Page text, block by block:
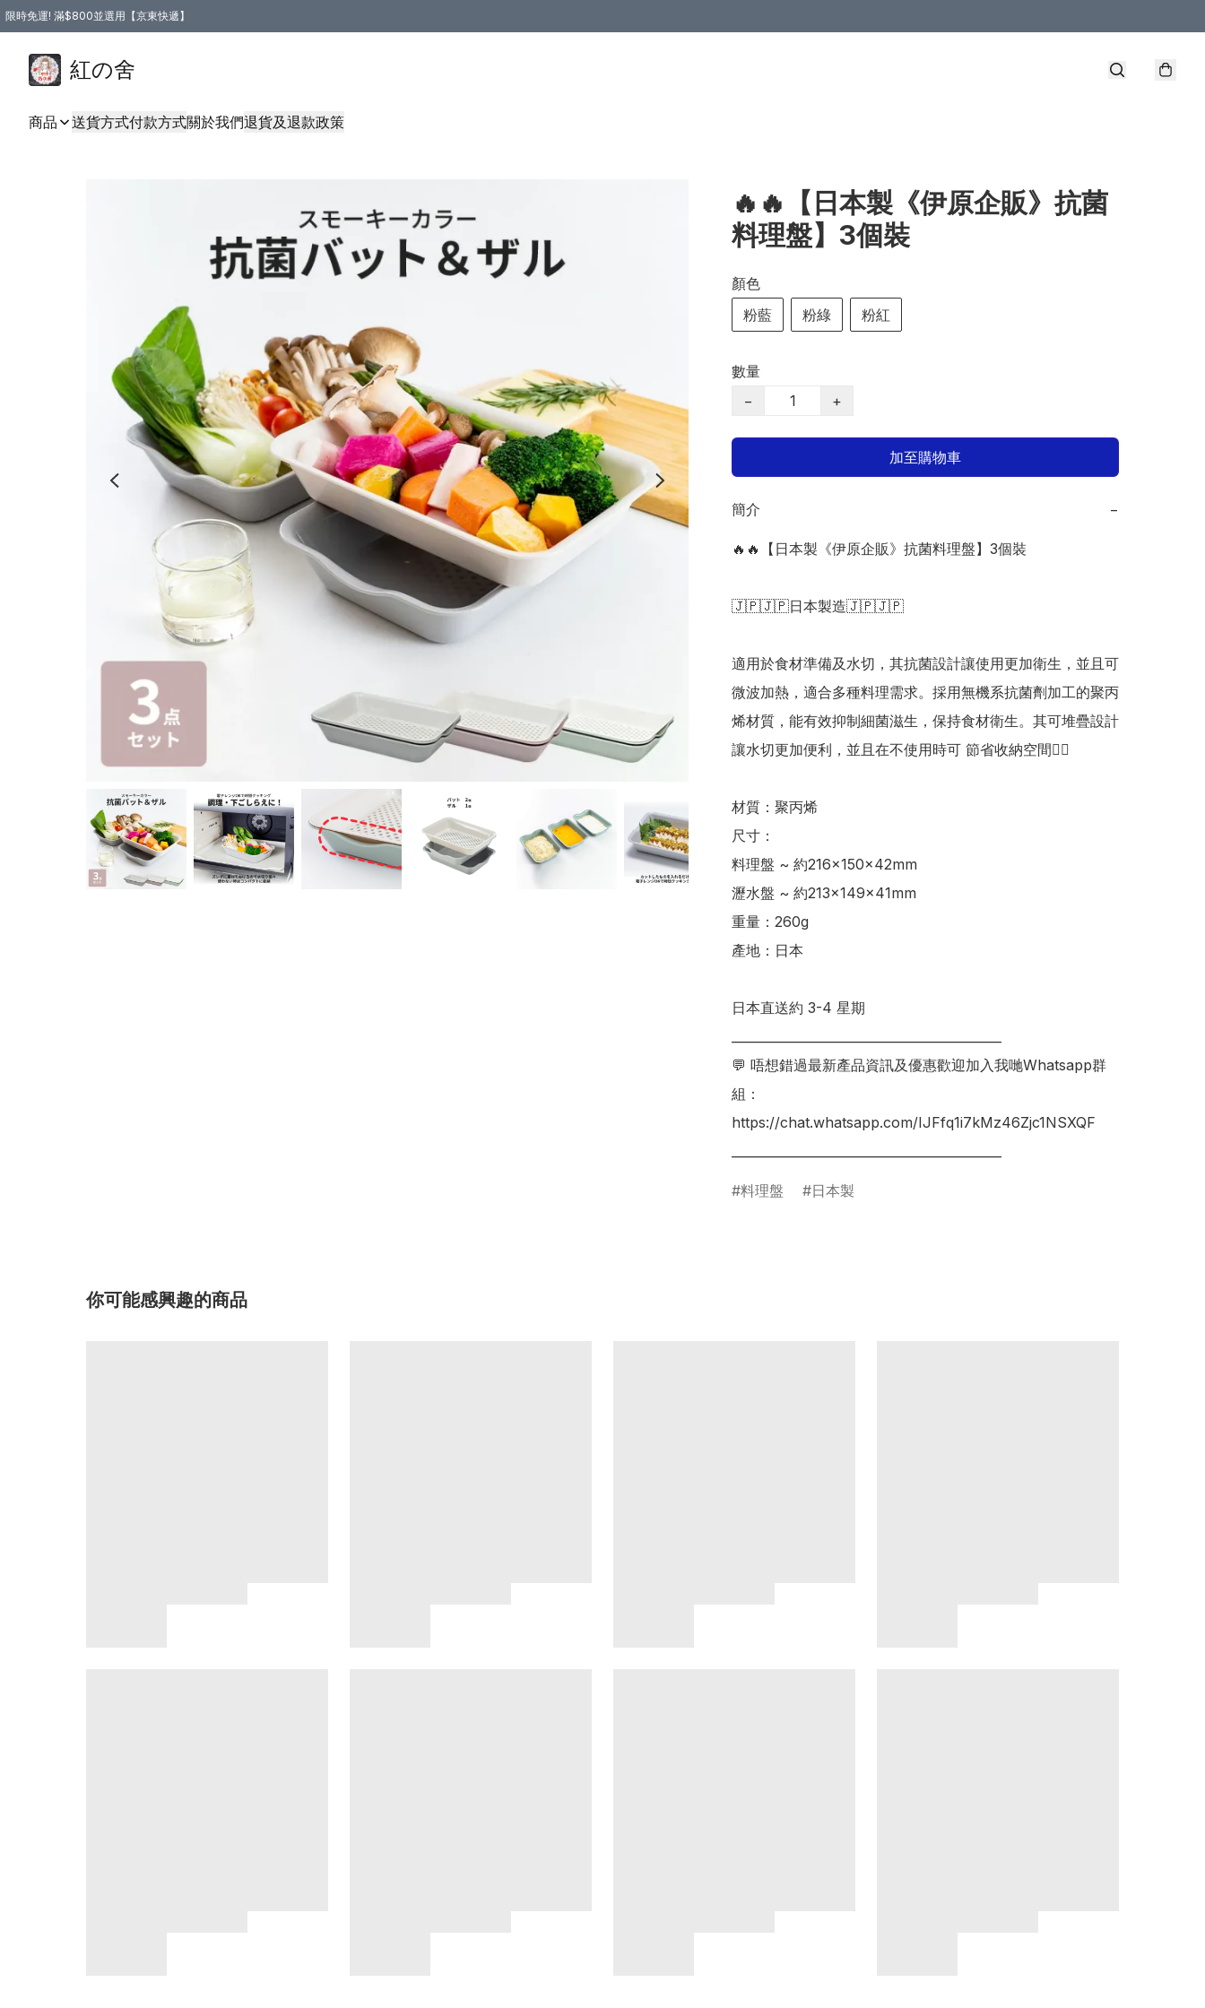
限時免運! 滿$800並選用【京東快遞】
紅の舍
商品 送貨方式付款方式關於我們退貨及退款政策
🔥🔥【日本製《伊原企販》抗菌
料理盤】3個裝
顏色
粉藍
粉綠 粉紅
數量
−
+
加至購物車
簡介 −
🔥🔥【日本製《伊原企販》抗菌料理盤】3個裝
🇯🇵🇯🇵日本製造🇯🇵🇯🇵
適用於食材準備及水切，其抗菌設計讓使用更加衛生，並且可
微波加熱，適合多種料理需求。採用無機系抗菌劑加工的聚丙
烯材質，能有效抑制細菌滋生，保持食材衛生。其可堆疊設計
讓水切更加便利，並且在不使用時可 節省收納空間👍🏻
材質：聚丙烯
尺寸：
料理盤 ~ 約216×150×42mm
瀝水盤 ~ 約213×149×41mm
重量：260g
產地：日本
日本直送約 3-4 星期
💬 唔想錯過最新產品資訊及優惠歡迎加入我哋Whatsapp群
組：
https://chat.whatsapp.com/IJFfq1i7kMz46Zjc1NSXQF
料理盤 日本製
你可能感興趣的商品